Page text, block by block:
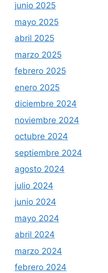
junio 2025
mayo 2025
abril 2025
marzo 2025
febrero 2025
enero 2025
diciembre 2024
noviembre 2024
octubre 2024
septiembre 2024
agosto 2024
julio 2024
junio 2024
mayo 2024
abril 2024
marzo 2024
febrero 2024